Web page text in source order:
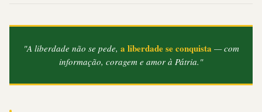
"A liberdade não se pede, a liberdade se conquista — com
informação, coragem e amor à Pátria."